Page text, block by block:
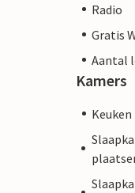
Radio
Gratis
Aantal
Kamers